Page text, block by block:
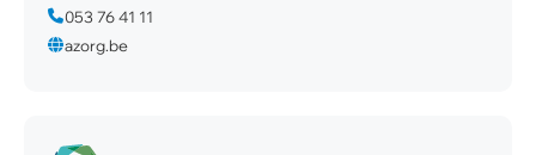
053 76 41 11
azorg.be